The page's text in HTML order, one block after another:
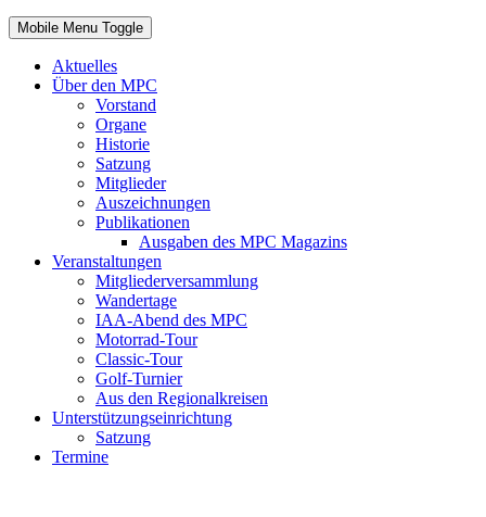
Mobile Menu Toggle
Aktuelles
Über den MPC
Vorstand
Organe
Historie
Satzung
Mitglieder
Auszeichnungen
Publikationen
Ausgaben des MPC Magazins
Veranstaltungen
Mitgliederversammlung
Wandertage
IAA-Abend des MPC
Motorrad-Tour
Classic-Tour
Golf-Turnier
Aus den Regionalkreisen
Unterstützungseinrichtung
Satzung
Termine